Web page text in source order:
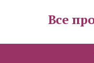
Все